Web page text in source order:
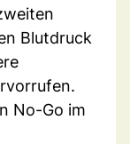
Blutdruck
No-Go im